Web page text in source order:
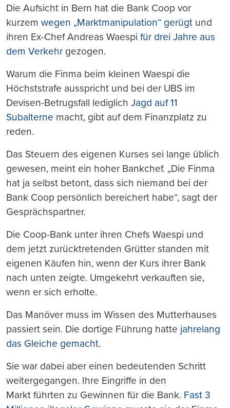
Die Aufsicht in Bern hat die Bank Coop vor
kurzem wegen „Marktmanipulation“ gerügt und
ihren Ex-Chef Andreas Waespi für drei Jahre aus
dem Verkehr gezogen.
Warum die Finma beim kleinen Waespi die
Höchststrafe ausspricht und bei der UBS im
Devisen-Betrugsfall lediglich Jagd auf 11
Subalterne macht, gibt auf dem Finanzplatz zu
reden.
Das Steuern des eigenen Kurses sei lange üblich
gewesen, meint ein hoher Bankchef. „Die Finma
hat ja selbst betont, dass sich niemand bei der
Bank Coop persönlich bereichert habe“, sagt der
Gesprächspartner.
Die Coop-Bank unter ihren Chefs Waespi und
dem jetzt zurücktretenden Grütter standen mit
eigenen Käufen hin, wenn der Kurs ihrer Bank
nach unten zeigte. Umgekehrt verkauften sie,
wenn er sich erholte.
Das Manöver muss im Wissen des Mutterhauses
passiert sein. Die dortige Führung hatte jahrelang
das Gleiche gemacht.
Sie war dabei aber einen bedeutenden Schritt
weitergegangen. Ihre Eingriffe in den
Markt führten zu Gewinnen für die Bank. Fast 3